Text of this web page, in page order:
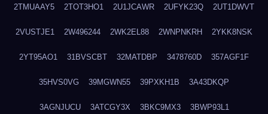
2TMUAAY5 2TOT3HO1 2U1JCAWR 2UFYK23Q 2UT1DWVT
2VUSTJE1 2W496244 2WK2EL88 2WNPNKRH 2YKK8NSK
2YT95AO1 31BVSCBT 32MATDBP 3478760D 357AGF1F
35HVS0VG 39MGWN55 39PXKH1B 3A43DKQP
3AGNJUCU 3ATCGY3X 3BKC9MX3 3BWP93L1